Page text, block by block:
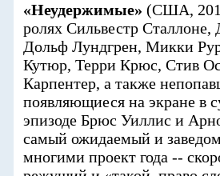
«Неудержимые» (США,
ролях Сильвестр
Дольф Лундгрен, Микки
Кутюр, Терри Крюс, Стив
Карпентер, а также
появляющиеся на экране в
эпизоде Брюс Уиллис и
самый ожидаемый и
многими проект года --